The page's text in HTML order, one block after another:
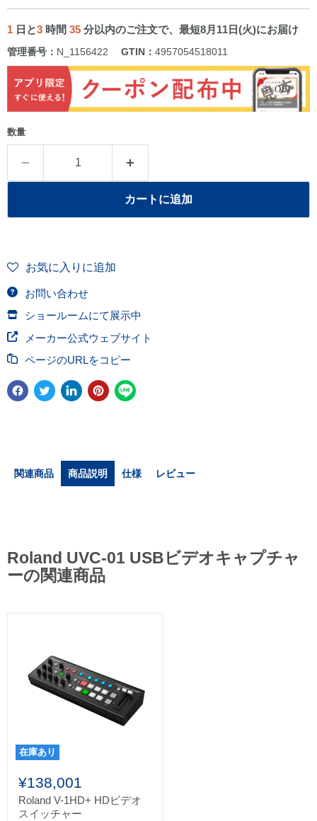
1 日と3 時間 35 分以内のご注文で、最短8月11日(火)にお届け
管理番号： N_1156422 GTIN： 4957054518011
数量
カートに追加
お気に入りに追加
お問い合わせ
ショールームにて展示中
メーカー公式ウェブサイト
ページのURLをコピー
関連商品 商品説明 仕様 レビュー
Roland UVC-01 USBビデオキャプチャ
ーの関連商品
在庫あり
¥138,001
Roland V-1HD+ HDビデオ
スイッチャー